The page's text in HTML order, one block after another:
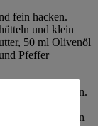
fein hacken.
und klein
50 ml Olivenöl
Pfeffer
abtropfen lassen.
Die Artischocken